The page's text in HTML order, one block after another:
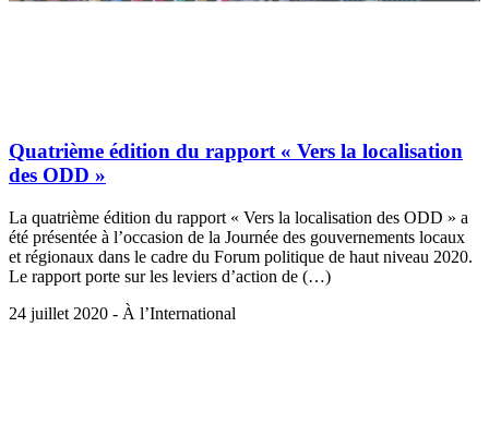
Quatrième édition du rapport « Vers la localisation
des ODD »
La quatrième édition du rapport « Vers la localisation des ODD » a
été présentée à l’occasion de la Journée des gouvernements locaux
et régionaux dans le cadre du Forum politique de haut niveau 2020.
Le rapport porte sur les leviers d’action de (…)
24 juillet 2020 - À l’International